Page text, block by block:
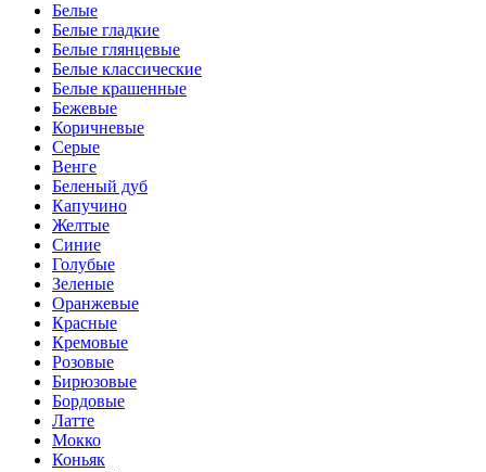
Белые
Белые гладкие
Белые глянцевые
Белые классические
Белые крашенные
Бежевые
Коричневые
Серые
Венге
Беленый дуб
Капучино
Желтые
Синие
Голубые
Зеленые
Оранжевые
Красные
Кремовые
Розовые
Бирюзовые
Бордовые
Латте
Мокко
Коньяк